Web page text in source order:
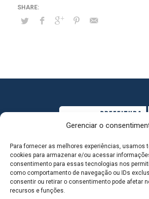
Gerenciar o
Para fornecer as melhores experiências, usamos
cookies para armazenar e/ou acessar
consentimento para essas tecnologias nos
como comportamento de navegação ou IDs
consentir ou retirar o consentimento pode afetar
recursos e funções.
MAPA DO SITE